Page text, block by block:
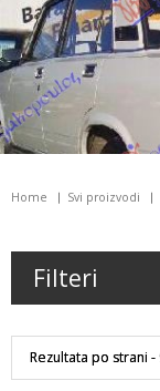
Home Svi proizvodi
Filteri